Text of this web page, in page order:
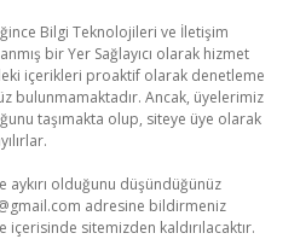
Bilgi Teknolojileri ve İletişim
bir Yer Sağlayıcı olarak hizmet
içerikleri proaktif olarak denetleme
bulunmamaktadır. Ancak, üyelerimiz
taşımakta olup, siteye üye olarak
aykırı olduğunu düşündüğünüz
adresine bildirmeniz
sitemizden kaldırılacaktır.